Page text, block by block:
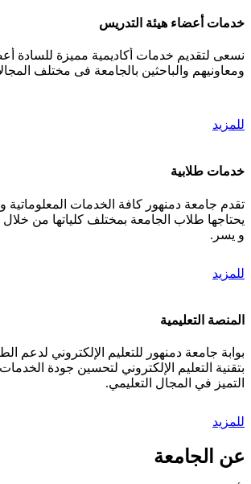
خدمات أعضاء هيئة التدريس
نسعى لتقديم خدمات أكاديمية مميزة للسادة
ومعاونيهم والباحثين بالجامعة فى مختلف
للمزيد
خدمات طلابية
تقدم جامعة دمنهور كافة الخدمات المعلوماتية و
يحتاجها طلاب الجامعة بمختلف كلياتها من
و يسر.
للمزيد
المنصة التعليمية
بوابة جامعة دمنهور للتعليم الإلكتروني لدعم
بتقنية التعليم الإلكتروني لتحسين جودة
التميز في المجال التعليمي.
للمزيد
عن الجامعة